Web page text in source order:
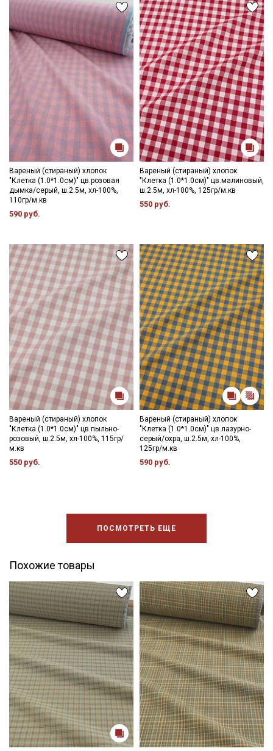
Вареный (стираный) хлопок
"Клетка (1.0*1.0см)" цв.розовая
дымка/серый, ш.2.5м, хл-100%,
110гр/м.кв
590 руб.
Вареный (стираный) хлопок
"Клетка (1.0*1.0см)" цв.малиновый,
ш.2.5м, хл-100%, 125гр/м.кв
550 руб.
Вареный (стираный) хлопок
"Клетка (1.0*1.0см)" цв.пыльно-
розовый, ш.2.5м, хл-100%, 115гр/
м.кв
550 руб.
Вареный (стираный) хлопок
"Клетка (1.0*1.0см)" цв.лазурно-
серый/охра, ш.2.5м, хл-100%,
125гр/м.кв
590 руб.
ПОСМОТРЕТЬ ЕЩЕ
Похожие товары
промокоды и скидки до 30% на узкие
категории тканей
Электронная почта
Подписаться
Ознакомлен(а) с
Политикой обработки персональных
данныхи даюСогласие на обработку персональных
данных
ДаюСогласие на получение рекламных и
информационных рассылок